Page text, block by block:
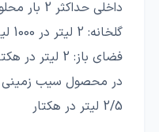
داخلی حداکثر 2 بار محلولپاشی با فاصله 7 روز
گلخانه: 2 لیتر در 1000 لیتر آب
فضای باز: 2 لیتر در هکتار
در محصول سیب زمینی
2/5 لیتر در هکتار